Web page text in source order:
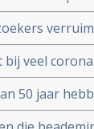
sepsis met
veel
hadden
50 jaar
blijkt uit